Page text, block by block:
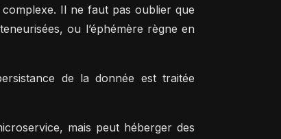
Il ne faut pas oublier que
ou l’éphémère règne en
de la donnée est traitée
mais peut héberger des